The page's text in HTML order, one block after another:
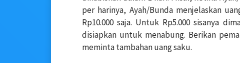
per harinya, Ayah/Bunda menjelaskan
Rp10.000 saja. Untuk Rp5.000 sisanya
disiapkan untuk menabung. Berikan
meminta tambahan uang saku.